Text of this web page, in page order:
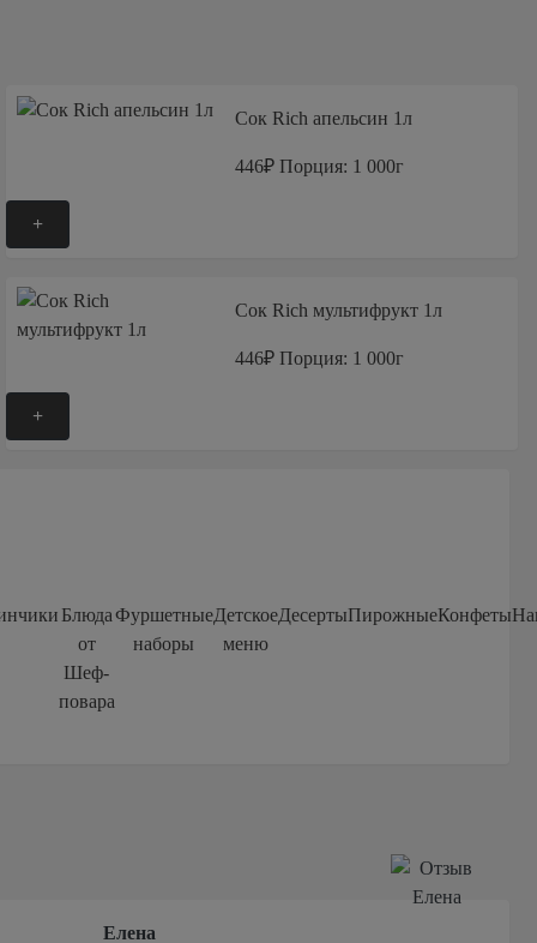
Сок Rich апельсин 1л
446₽ Порция: 1 000г
+
Сок Rich мультифрукт 1л
446₽ Порция: 1 000г
+
Блюда
от
Шеф-
повара
Фуршетные
наборы
Детское
меню
ДесертыПирожныеКонфеты
Алена